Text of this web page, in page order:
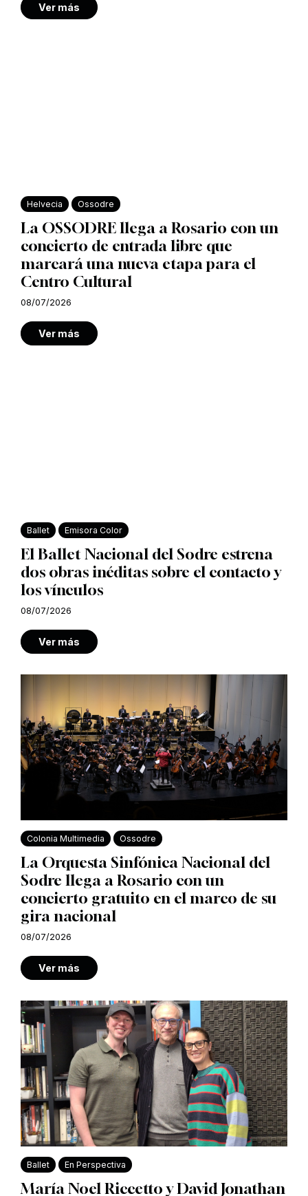
Ver más
Helvecia Ossodre
La OSSODRE llega a Rosario con un
concierto de entrada libre que
marcará una nueva etapa para el
Centro Cultural
08/07/2026
Ver más
Ballet Emisora Color
El Ballet Nacional del Sodre estrena
dos obras inéditas sobre el contacto y
los vínculos
08/07/2026
Ver más
Colonia Multimedia Ossodre
La Orquesta Sinfónica Nacional del
Sodre llega a Rosario con un
concierto gratuito en el marco de su
gira nacional
08/07/2026
Ver más
Ballet En Perspectiva
María Noel Riccetto y David Jonathan